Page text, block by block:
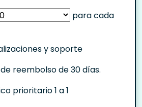
para cada
y soporte
reembolso de 30 días.
prioritario 1 a 1